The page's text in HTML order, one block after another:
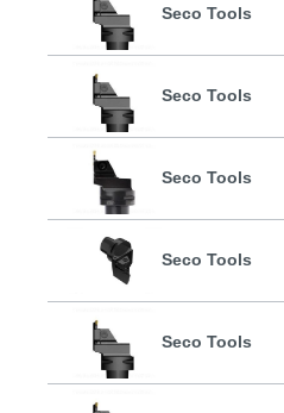
Seco Tools
Seco Tools
Seco Tools
Seco Tools
Seco Tools